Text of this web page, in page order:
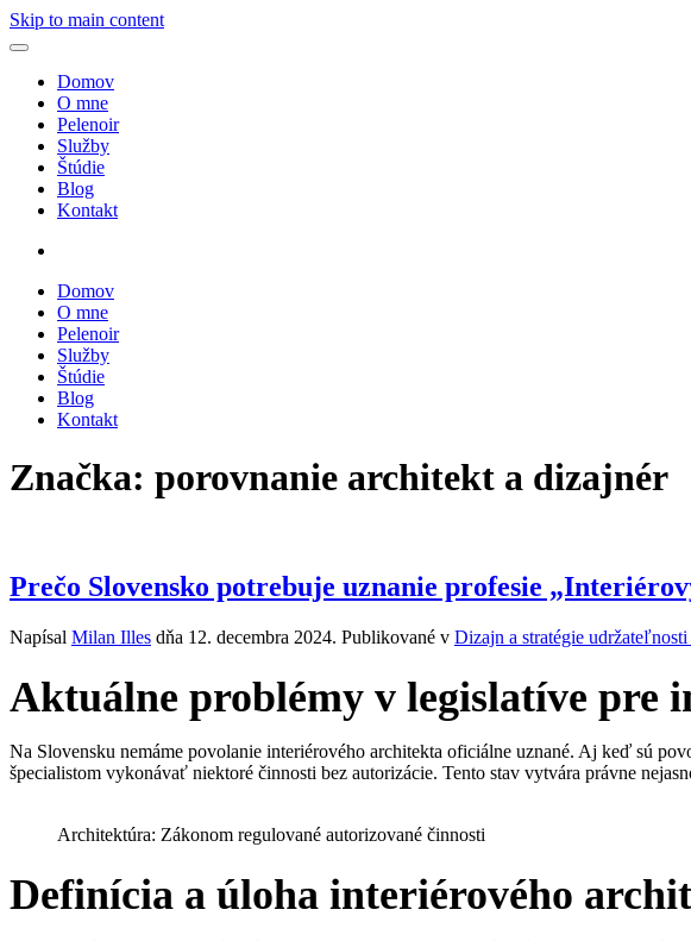
Skip to main content
Domov
O mne
Pelenoir
Služby
Štúdie
Blog
Kontakt
Domov
O mne
Pelenoir
Služby
Štúdie
Blog
Kontakt
Značka: porovnanie architekt a dizajnér
Prečo Slovensko potrebuje uznanie profesie
Napísal Milan Illes dňa 12. decembra 2024. Publikované v Dizajn a stratégie
Aktuálne problémy v legislatíve pre
Na Slovensku nemáme povolanie interiérového architekta oficiálne uznané. Aj keď sú
špecialistom vykonávať niektoré činnosti bez autorizácie. Tento stav vytvára právne
Architektúra: Zákonom regulované autorizované činnosti
Definícia a úloha interiérového